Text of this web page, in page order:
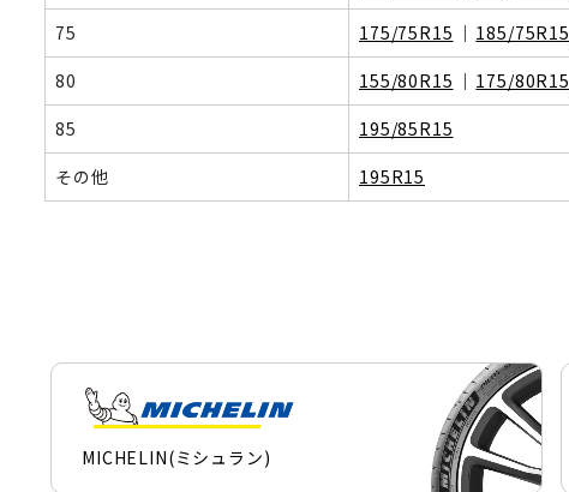
75
175/75R15 185/75R15
80
155/80R15 175/80R15
85
195/85R15
その他
195R15
MICHELIN(ミシュラン)